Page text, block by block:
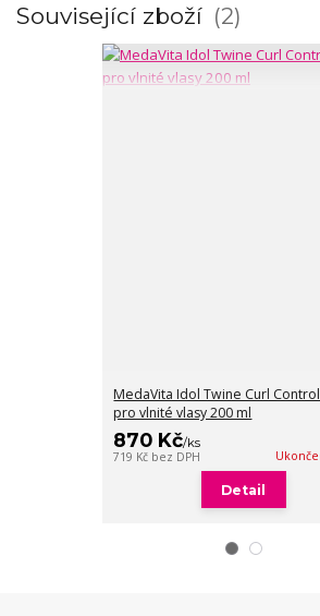
Související zboží 2
MedaVita Idol Twine Curl
pro vlnité vlasy 200 ml
870 Kč/ks
719 Kč bez DPH
Detail